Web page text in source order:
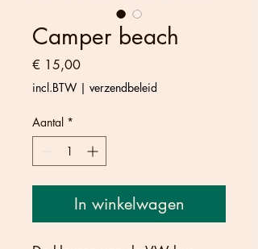
Camper beach
€ 15,00Prijs
incl.BTW | verzendbeleid
Aantal *
In winkelwagen